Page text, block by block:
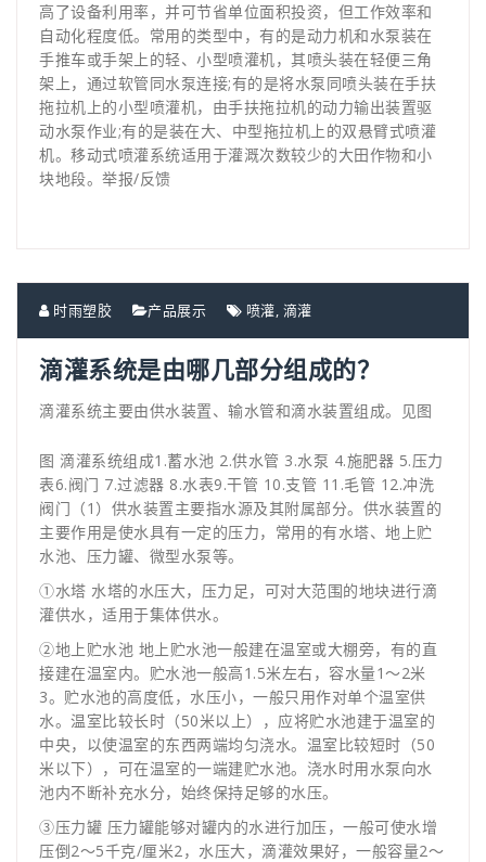
高了设备利用率，并可节省单位面积投资，但工作效率和
自动化程度低。常用的类型中，有的是动力机和水泵装在
手推车或手架上的轻、小型喷灌机，其喷头装在轻便三角
架上，通过软管同水泵连接;有的是将水泵同喷头装在手扶
拖拉机上的小型喷灌机，由手扶拖拉机的动力输出装置驱
动水泵作业;有的是装在大、中型拖拉机上的双悬臂式喷灌
机。移动式喷灌系统适用于灌溉次数较少的大田作物和小
块地段。举报/反馈
时雨塑胶 产品展示 喷灌, 滴灌
滴灌系统是由哪几部分组成的？
滴灌系统主要由供水装置、输水管和滴水装置组成。见图
图 滴灌系统组成1.蓄水池 2.供水管 3.水泵 4.施肥器 5.压力
表6.阀门 7.过滤器 8.水表9.干管 10.支管 11.毛管 12.冲洗
阀门（1）供水装置主要指水源及其附属部分。供水装置的
主要作用是使水具有一定的压力，常用的有水塔、地上贮
水池、压力罐、微型水泵等。
①水塔 水塔的水压大，压力足，可对大范围的地块进行滴
灌供水，适用于集体供水。
②地上贮水池 地上贮水池一般建在温室或大棚旁，有的直
接建在温室内。贮水池一般高1.5米左右，容水量1～2米
3。贮水池的高度低，水压小，一般只用作对单个温室供
水。温室比较长时（50米以上），应将贮水池建于温室的
中央，以使温室的东西两端均匀浇水。温室比较短时（50
米以下），可在温室的一端建贮水池。浇水时用水泵向水
池内不断补充水分，始终保持足够的水压。
③压力罐 压力罐能够对罐内的水进行加压，一般可使水增
压倒2～5千克/厘米2，水压大，滴灌效果好，一般容量2～